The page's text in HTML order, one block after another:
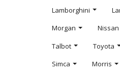
Lamborghini
Morgan
Nissan
Talbot
Toyota
Simca
Morris